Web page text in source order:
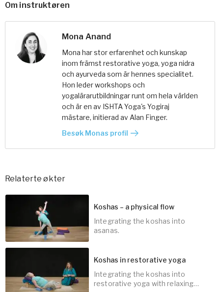
Om instruktøren
Mona Anand
Mona har stor erfarenhet och kunskap
inom främst restorative yoga, yoga nidra
och ayurveda som är hennes specialitet.
Hon leder workshops och
yogalärarutbildningar runt om hela världen
och är en av ISHTA Yoga's Yogiraj
mästare, initierad av Alan Finger.
Besøk Monas profil
Relaterte økter
30min
Koshas – a physical flow
Integrating the koshas into
asanas.
Koshas in restorative yoga
Integrating the koshas into
restorative yoga with relaxing